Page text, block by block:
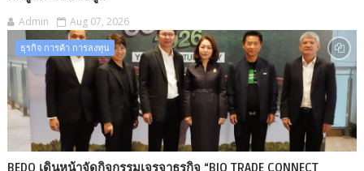
Admin Aug 07, 2026
ธุรกิจ การค้า การลงทุน
BEDO เดินหน้าจัดกิจกรรมเจรจาธุรกิจ “BIO TRADE CONNECT